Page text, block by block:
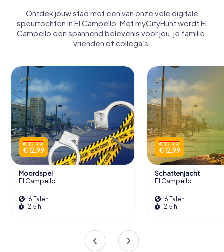
Ontdek jouw stad met een van onze vele digitale
speurtochten in El Campello. Met myCityHunt wordt El
Campello een spannend belevenis voor jou, je familie,
vrienden of collega’s.
€ 15,99
€ 12,99
Moordspel
El Campello
6 Talen
2,5 h
€ 15,99
€ 12,99
Schattenjacht
El Campello
6 Talen
2,5 h